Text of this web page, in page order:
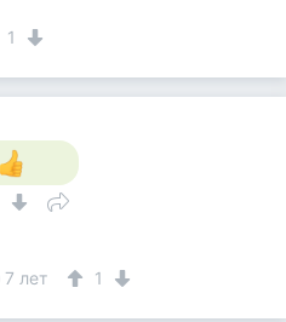
1
7 лет 1